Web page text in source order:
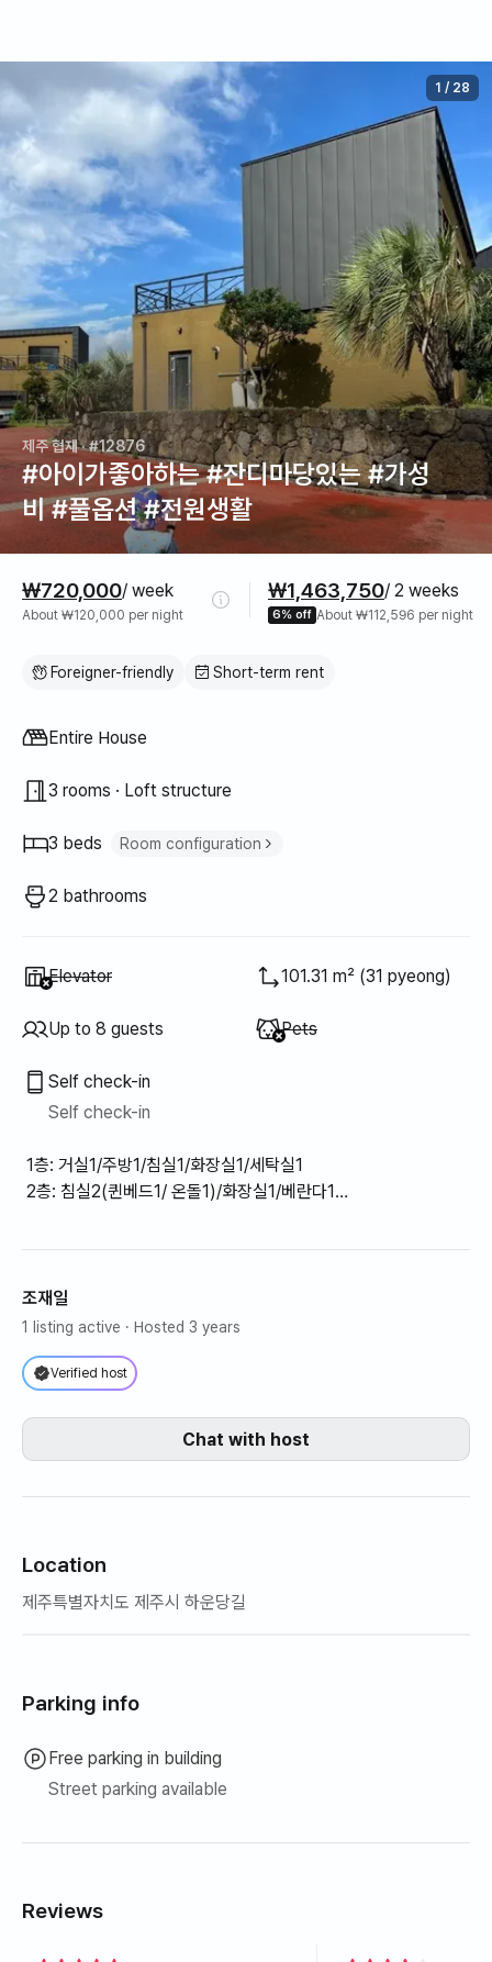
제주 협재· #12876
#아이가좋아하는 #잔디마당있는 #가성
비 #풀옵션 #전원생활
1 / 28
₩720,000/ week
About ₩120,000 per night
₩1,463,750/ 2 weeks
6% off About ₩112,596 per night
Foreigner-friendly Short-term rent
Property type
Entire House
3 rooms · Loft structure
3 beds Room configuration
Sofa bed 1
2 bathrooms
Unavailable
Elevator 101.31 m² (31 pyeong)
Up to 8 guests Unavailable
Pets
Self check-in
Self check-in
1층: 거실1/주방1/침실1/화장실1/세탁실1
2층: 침실2(퀸베드1/ 온돌1)/화장실1/베란다1
조재일
1 listing active · Hosted 3 years
Verified host
Chat with host
Location
제주특별자치도 제주시 하운당길
Parking info
Free parking in building
Street parking available
Reviews